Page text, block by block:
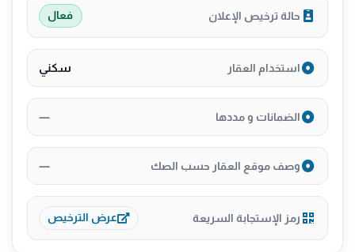
حالة ترخيص الإعلان فعال
استخدام العقار سكني
الضمانات و مددها —
وصف موقع العقار حسب الصك —
رمز الإستجابة السريعة عرض الترخيص